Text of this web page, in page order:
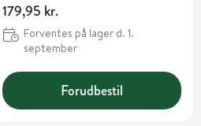
179,95 kr.
Forventes på lager d. 1.
september
Forudbestil